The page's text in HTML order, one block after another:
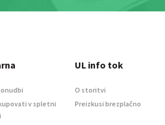
v spletni
UL info tok
O storitvi
Preizkusi brezplačno